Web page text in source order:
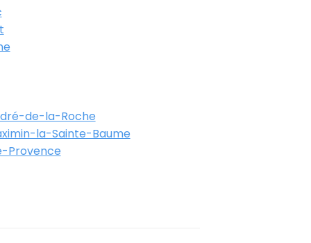
de-la-Roche
la-Sainte-Baume
Provence